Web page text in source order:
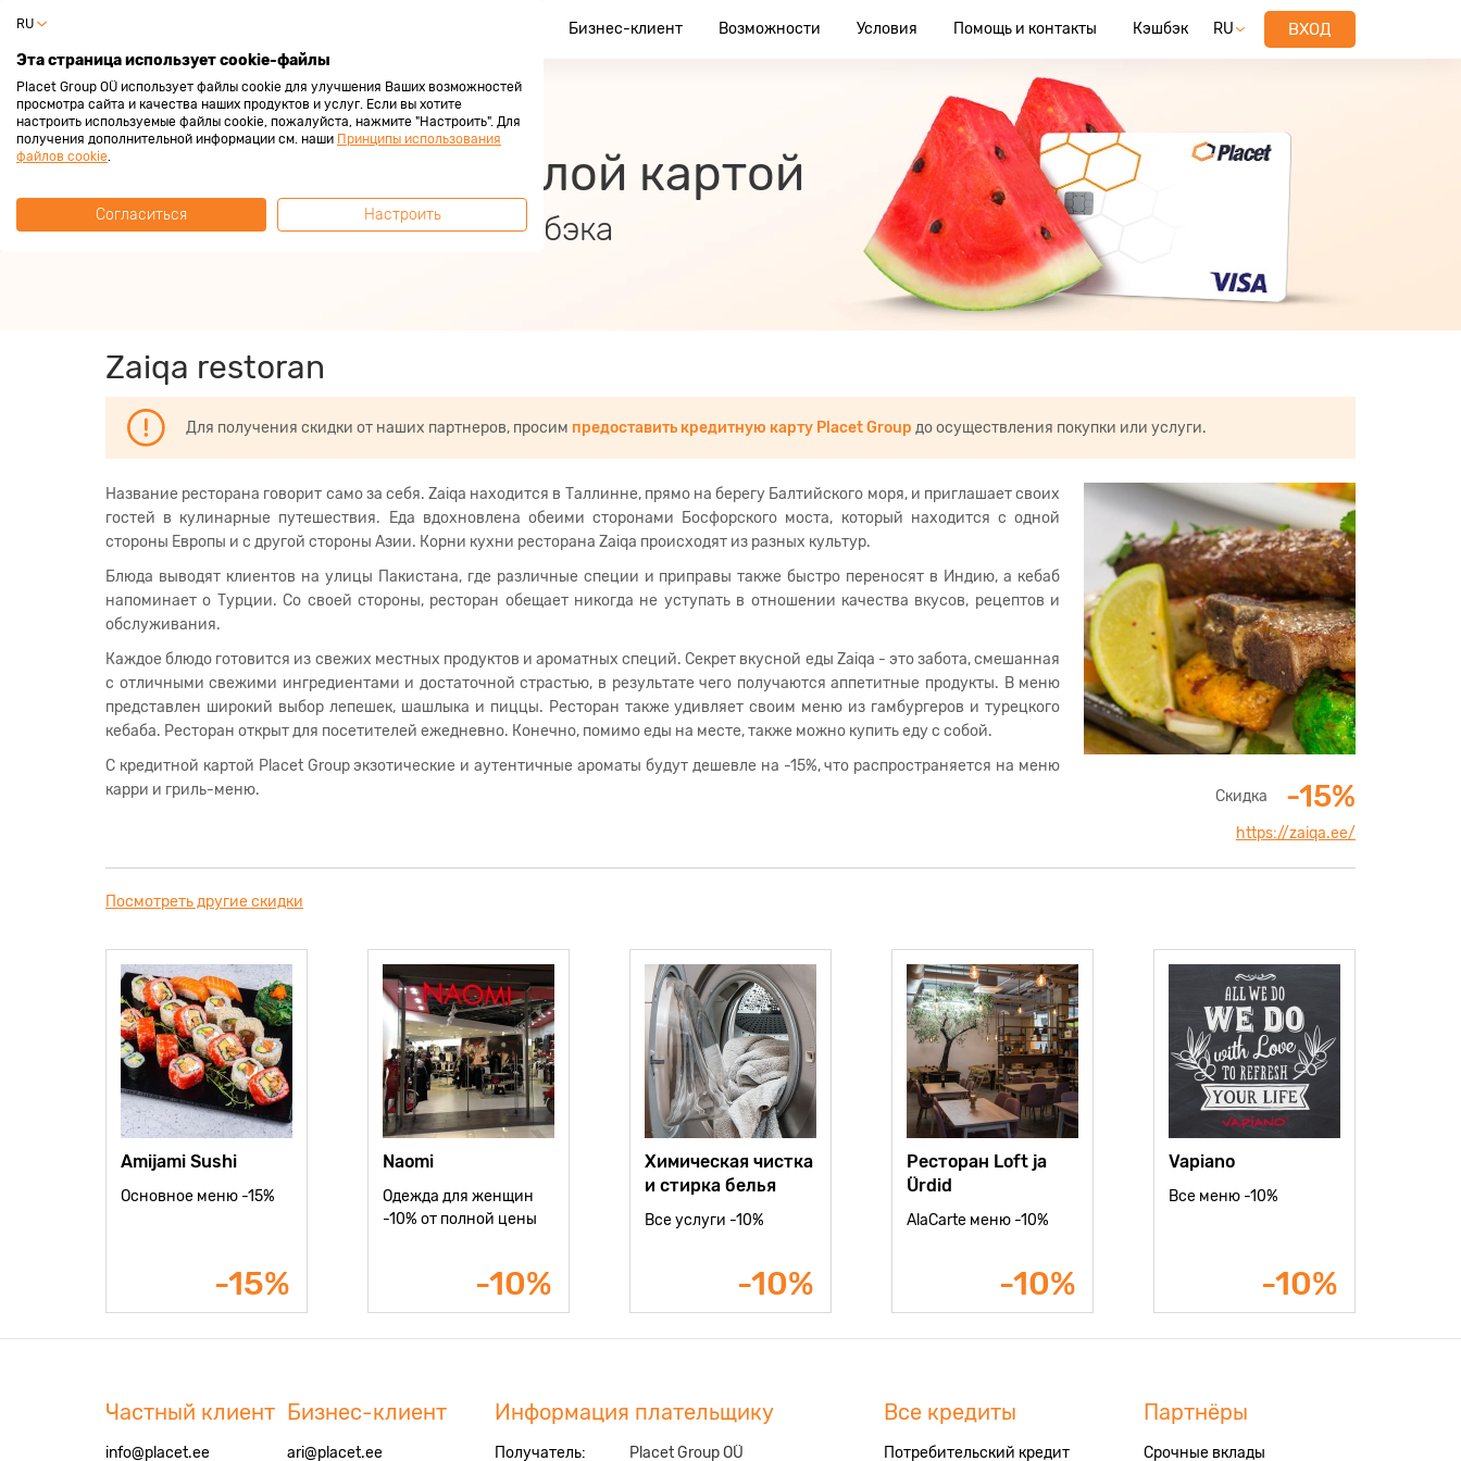
Бизнес-клиент Возможности Условия Помощь и контакты Кэшбэк RU ВХОД
За покупками с Белой картой
Зарабатывай всегда 2% кэшбэка
Zaiqa restoran
Для получения скидки от наших партнеров, просим предоставить кредитную карту Placet Group до осуществления покупки или услуги.
Название ресторана говорит само за себя. Zaiqa находится в Таллинне, прямо на берегу Балтийского моря, и приглашает своих
гостей в кулинарные путешествия. Еда вдохновлена ​​обеими сторонами Босфорского моста, который находится с одной
стороны Европы и с другой стороны Азии. Корни кухни ресторана Zaiqa происходят из разных культур.
Блюда выводят клиентов на улицы Пакистана, где различные специи и приправы также быстро переносят в Индию, а кебаб
напоминает о Турции. Со своей стороны, ресторан обещает никогда не уступать в отношении качества вкусов, рецептов и
обслуживания.
Каждое блюдо готовится из свежих местных продуктов и ароматных специй. Секрет вкусной еды Zaiqa - это забота, смешанная
с отличными свежими ингредиентами и достаточной страстью, в результате чего получаются аппетитные продукты. В меню
представлен широкий выбор лепешек, шашлыка и пиццы. Ресторан также удивляет своим меню из гамбургеров и турецкого
кебаба. Ресторан открыт для посетителей ежедневно. Конечно, помимо еды на месте, также можно купить еду с собой.
С кредитной картой Placet Group экзотические и аутентичные ароматы будут дешевле на -15%, что распространяется на меню
карри и гриль-меню.
Скидка -15%
https://zaiqa.ee/
Посмотреть другие скидки
Amijami Sushi
Основное меню -15%
-15%
Naomi
Одежда для женщин
-10% от полной цены
-10%
Химическая чистка
и стирка белья
Все услуги -10%
-10%
Ресторан Loft ja
Ürdid
AlaCarte меню -10%
-10%
Vapiano
Все меню -10%
-10%
Частный клиент
info@placet.ee
Бизнес-клиент
ari@placet.ee
Информация плательщику
Получатель: Placet Group OÜ
Все кредиты
Потребительский кредит
Партнёры
Срочные вклады
RU
Эта страница использует cookie-файлы
Placet Group OÜ использует файлы cookie для улучшения Ваших возможностей
просмотра сайта и качества наших продуктов и услуг. Если вы хотите
настроить используемые файлы cookie, пожалуйста, нажмите "Настроить". Для
получения дополнительной информации см. наши Принципы использования
файлов cookie.
Согласиться Настроить